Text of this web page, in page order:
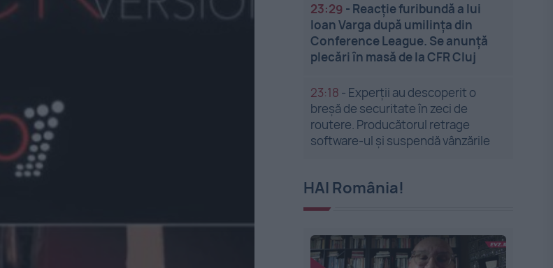
23:29 - Reacție furibundă a lui
Ioan Varga după umilința din
Conference League. Se anunță
plecări în masă de la CFR Cluj
23:18 - Experții au descoperit o
breșă de securitate în zeci de
routere. Producătorul retrage
software-ul și suspendă vânzările
HAI România!